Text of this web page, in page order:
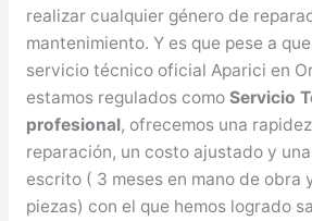
realizar cualquier género de
mantenimiento. Y es que pese a
servicio técnico oficial Aparici en
estamos regulados como Servicio
profesional, ofrecemos una
reparación, un costo ajustado y
escrito ( 3 meses en mano de obra
piezas) con el que hemos logrado